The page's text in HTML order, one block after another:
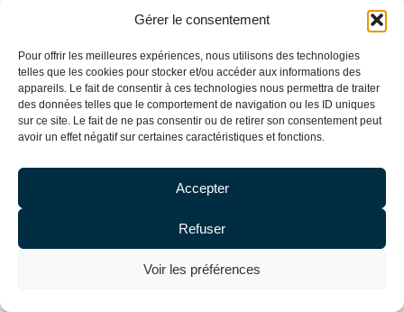
Gérer le consentement
Pour offrir les meilleures expériences, nous utilisons des technologies
telles que les cookies pour stocker et/ou accéder aux informations des
appareils. Le fait de consentir à ces technologies nous permettra de traiter
des données telles que le comportement de navigation ou les ID uniques
sur ce site. Le fait de ne pas consentir ou de retirer son consentement peut
avoir un effet négatif sur certaines caractéristiques et fonctions.
Accepter
Refuser
Voir les préférences
IDENTITÉ NUMÉRIQUE
enregistrés chaque jour dans le monde ! La
simple réservation d’un nom de domaine ne
suffit plus à garantir la protection de votre
identité numérique. La surveillance active de
menaces, préserver…